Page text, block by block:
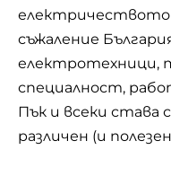
електричеството
съжаление
електротехници,
специалност,
Пък и всеки става
различен (и